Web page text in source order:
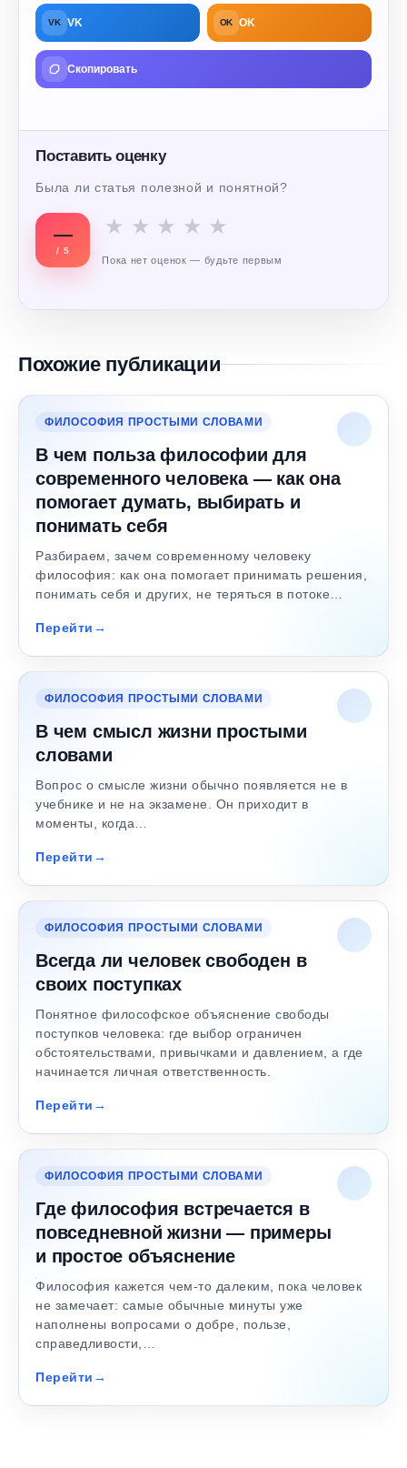
VK VK OK OK
Скопировать
Поставить оценку
Была ли статья полезной и понятной?
—
/ 5
★ ★ ★ ★ ★
Пока нет оценок — будьте первым
Похожие публикации
ФИЛОСОФИЯ ПРОСТЫМИ СЛОВАМИ
В чем польза философии для
современного человека — как она
помогает думать, выбирать и
понимать себя
Разбираем, зачем современному человеку
философия: как она помогает принимать решения,
понимать себя и других, не теряться в потоке…
Перейти
ФИЛОСОФИЯ ПРОСТЫМИ СЛОВАМИ
В чем смысл жизни простыми
словами
Вопрос о смысле жизни обычно появляется не в
учебнике и не на экзамене. Он приходит в
моменты, когда…
Перейти
ФИЛОСОФИЯ ПРОСТЫМИ СЛОВАМИ
Всегда ли человек свободен в
своих поступках
Понятное философское объяснение свободы
поступков человека: где выбор ограничен
обстоятельствами, привычками и давлением, а где
начинается личная ответственность.
Перейти
ФИЛОСОФИЯ ПРОСТЫМИ СЛОВАМИ
Где философия встречается в
повседневной жизни — примеры
и простое объяснение
Философия кажется чем-то далеким, пока человек
не замечает: самые обычные минуты уже
наполнены вопросами о добре, пользе,
справедливости,…
Перейти